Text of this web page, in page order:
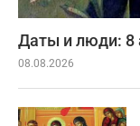
Даты и люди: 8
08.08.2026